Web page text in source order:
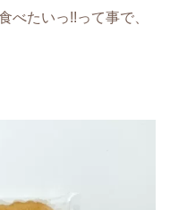
べたいっ!!って事で、